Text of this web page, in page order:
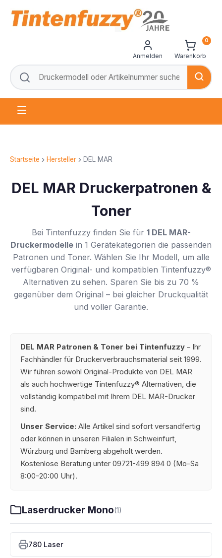
Anmelden Warenkorb
0
Startseite Hersteller DEL MAR
DEL MAR Druckerpatronen &
Toner
Bei Tintenfuzzy finden Sie für 1 DEL MAR-
Druckermodelle in 1 Gerätekategorien die passenden
Patronen und Toner. Wählen Sie Ihr Modell, um alle
verfügbaren Original- und kompatiblen Tintenfuzzy®
Alternativen zu sehen. Sparen Sie bis zu 70 %
gegenüber dem Original – bei gleicher Druckqualität
und voller Garantie.
DEL MAR Patronen & Toner bei Tintenfuzzy – Ihr
Fachhändler für Druckerverbrauchsmaterial seit 1999.
Wir führen sowohl Original-Produkte von DEL MAR
als auch hochwertige Tintenfuzzy® Alternativen, die
vollständig kompatibel mit Ihrem DEL MAR-Drucker
sind.
Unser Service: Alle Artikel sind sofort versandfertig
oder können in unseren Filialen in Schweinfurt,
Würzburg und Bamberg abgeholt werden.
Kostenlose Beratung unter 09721-499 894 0 (Mo–Sa
8:00–20:00 Uhr).
Laserdrucker Mono(1)
780 Laser